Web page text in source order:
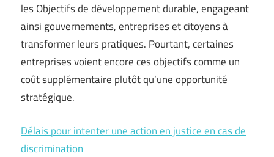
les Objectifs de développement durable, engageant
ainsi gouvernements, entreprises et citoyens à
transformer leurs pratiques. Pourtant, certaines
entreprises voient encore ces objectifs comme un
coût supplémentaire plutôt qu’une opportunité
stratégique.
Délais pour intenter une action en justice en cas de
discrimination